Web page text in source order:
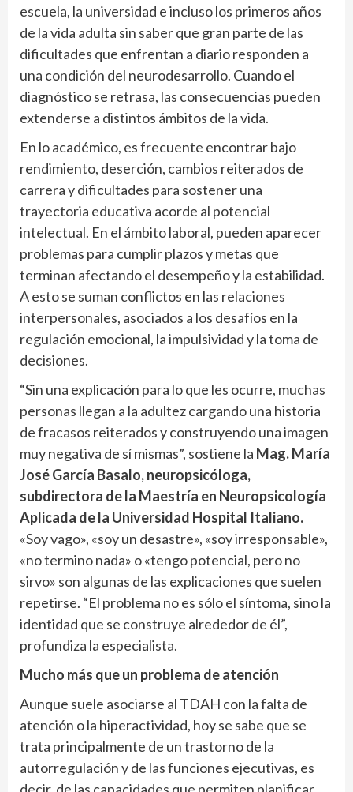
escuela, la universidad e incluso los primeros años
de la vida adulta sin saber que gran parte de las
dificultades que enfrentan a diario responden a
una condición del neurodesarrollo. Cuando el
diagnóstico se retrasa, las consecuencias pueden
extenderse a distintos ámbitos de la vida.
En lo académico, es frecuente encontrar bajo
rendimiento, deserción, cambios reiterados de
carrera y dificultades para sostener una
trayectoria educativa acorde al potencial
intelectual. En el ámbito laboral, pueden aparecer
problemas para cumplir plazos y metas que
terminan afectando el desempeño y la estabilidad.
A esto se suman conflictos en las relaciones
interpersonales, asociados a los desafíos en la
regulación emocional, la impulsividad y la toma de
decisiones.
“Sin una explicación para lo que les ocurre, muchas
personas llegan a la adultez cargando una historia
de fracasos reiterados y construyendo una imagen
muy negativa de sí mismas”, sostiene la Mag. María
José García Basalo, neuropsicóloga,
subdirectora de la Maestría en Neuropsicología
Aplicada de la Universidad Hospital Italiano.
«Soy vago», «soy un desastre», «soy irresponsable»,
«no termino nada» o «tengo potencial, pero no
sirvo» son algunas de las explicaciones que suelen
repetirse. “El problema no es sólo el síntoma, sino la
identidad que se construye alrededor de él”,
profundiza la especialista.
Mucho más que un problema de atención
Aunque suele asociarse al TDAH con la falta de
atención o la hiperactividad, hoy se sabe que se
trata principalmente de un trastorno de la
autorregulación y de las funciones ejecutivas, es